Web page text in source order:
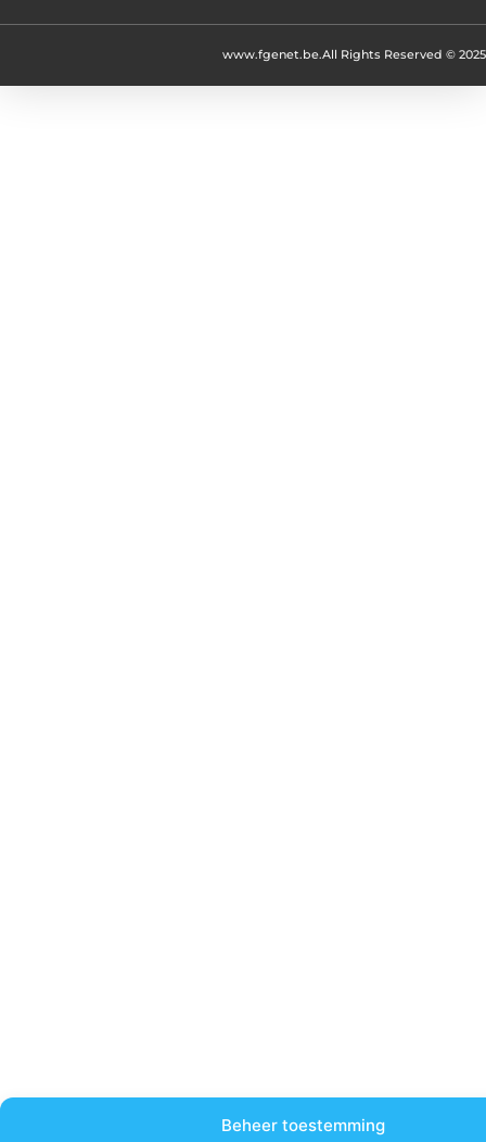
Beheer toestemming
All Rights Reserved © 2025
www.fgenet.be.